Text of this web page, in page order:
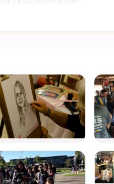
personas de diferentes
Cada retrato caricaturizado
fluye de manera
al evento sin cortar
habitación (Calidad
fijador profesional.
estándar impecable,